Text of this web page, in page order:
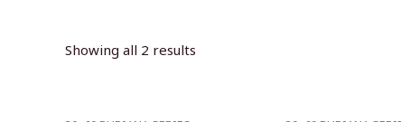
Showing all 2 results